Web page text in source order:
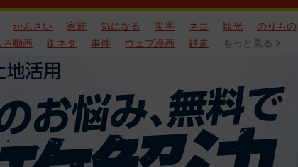
かんさい 家族 気になる 災害 ネコ 観光 のりもの
ろ動画 街ネタ 事件 ウェブ漫画 鉄道 もっと見る